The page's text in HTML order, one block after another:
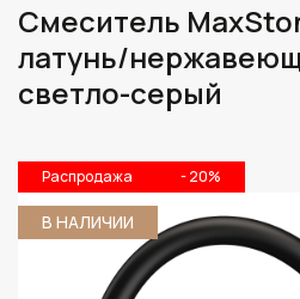
Смеситель
латунь/
светло-серый
Распродажа - 20%
В НАЛИЧИИ